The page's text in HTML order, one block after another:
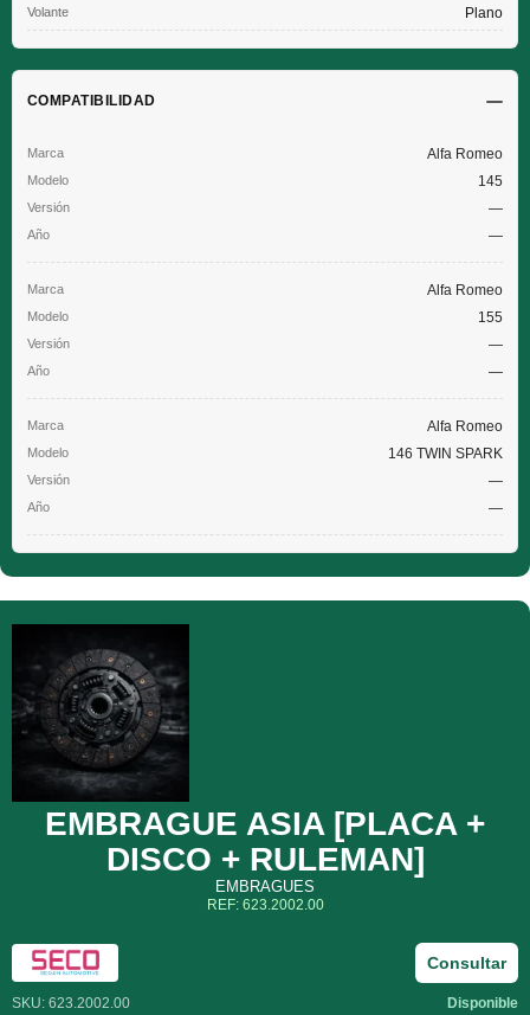
Volante Plano
COMPATIBILIDAD
Alfa Romeo
145
—
—
Alfa Romeo
155
—
—
Alfa Romeo
146 TWIN SPARK
—
—
EMBRAGUE ASIA [PLACA +
DISCO + RULEMAN]
EMBRAGUES
REF: 623.2002.00
SKU: 623.2002.00 Disponible
Consultar